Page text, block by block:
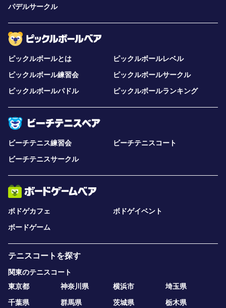
パデルサークル
ピックルボールとは
ピックルボールレベル
ピックルボール練習会
ピックルボールサークル
ピックルボールパドル
ピックルボールランキング
ビーチテニス練習会
ビーチテニスコート
ビーチテニスサークル
ボドゲカフェ
ボドゲイベント
ボードゲーム
テニスコートを探す
関東のテニスコート
東京都
神奈川県 横浜市
埼玉県
千葉県
群馬県 茨城県 栃木県